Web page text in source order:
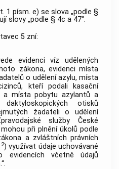
1 písm. e) se slova „podle §
slovy „podle § 4c a 47“.
5 zní:
evidenci víz udělených
zákona, evidenci místa
o udělení azylu, místa
kteří podali kasační
a místa pobytu azylantů a
daktyloskopických otisků
žadateli o udělení
služby České
při plnění úkolů podle
a zvláštních právních
) využívat údaje uchovávané
evidencích včetně údajů